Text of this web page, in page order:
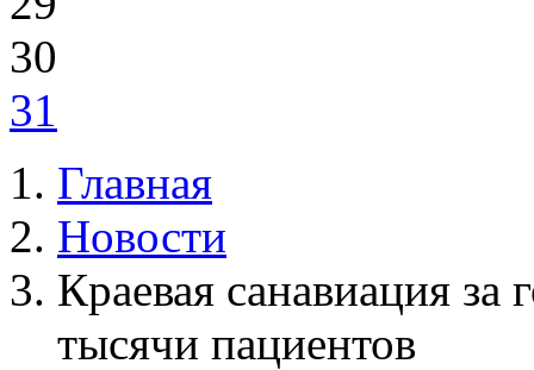
30
31
Главная
Новости
Краевая санавиация за
тысячи пациентов